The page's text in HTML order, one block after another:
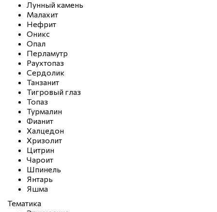
Лунный камень
Малахит
Нефрит
Оникс
Опал
Перламутр
Раухтопаз
Сердолик
Танзанит
Тигровый глаз
Топаз
Турмалин
Фианит
Халцедон
Хризолит
Цитрин
Чароит
Шпинель
Янтарь
Яшма
Тематика